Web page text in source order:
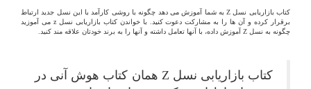
کتاب بازاریابی نسل Z به شما آموزش می دهد چگونه با روشی کارآمد با این نسل جدید ارتباط
برقرار کرده و آن ها را به مشارکت دعوت کنید. با خواندن کتاب بازاریابی نسل z می آموزید
چگونه به نسل Z آموزش داده، با آنها تعامل داشته و آنها را به برند خودتان علاقه مند کنید.
کتاب بازاریابی نسل Z همان کتاب هوش آنی در